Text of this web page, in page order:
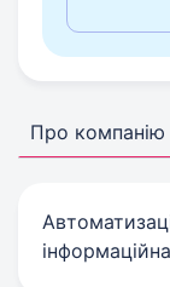
Про компанію